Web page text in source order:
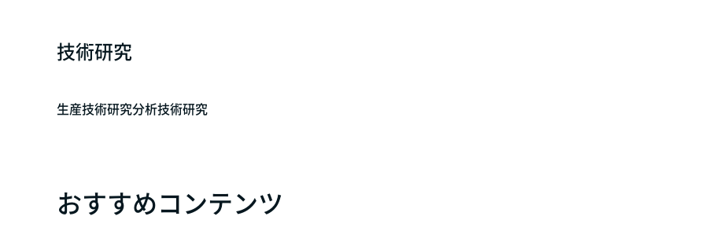
技術研究
生産技術研究分析技術研究
おすすめコンテンツ